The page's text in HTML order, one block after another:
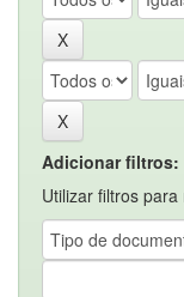
Adicionar filtros:
Utilizar filtros